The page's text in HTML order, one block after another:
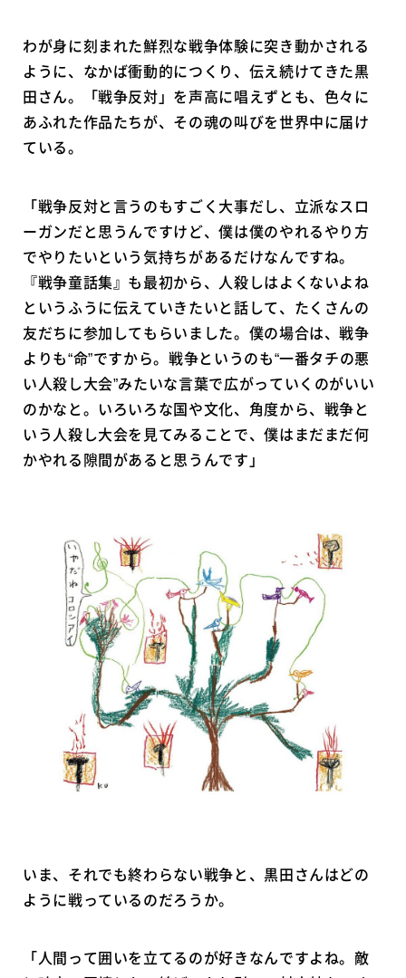
わが身に刻まれた鮮烈な戦争体験に突き動かされる
ように、なかば衝動的につくり、伝え続けてきた黒
田さん。「戦争反対」を声高に唱えずとも、色々に
あふれた作品たちが、その魂の叫びを世界中に届け
ている。
「戦争反対と言うのもすごく大事だし、立派なスロ
ーガンだと思うんですけど、僕は僕のやれるやり方
でやりたいという気持ちがあるだけなんですね。
『戦争童話集』も最初から、人殺しはよくないよね
というふうに伝えていきたいと話して、たくさんの
友だちに参加してもらいました。僕の場合は、戦争
よりも“命”ですから。戦争というのも“一番タチの悪
い人殺し大会”みたいな言葉で広がっていくのがいい
のかなと。いろいろな国や文化、角度から、戦争と
いう人殺し大会を見てみることで、僕はまだまだ何
かやれる隙間があると思うんです」
いま、それでも終わらない戦争と、黒田さんはどの
ように戦っているのだろうか。
「人間って囲いを立てるのが好きなんですよね。敵